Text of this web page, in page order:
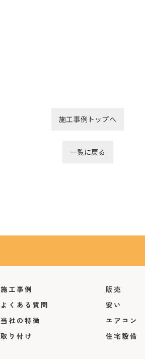
施工事例トップへ
一覧に戻る
施工事例
よくある質問
当社の特徴
取り付け
販売
安い
エアコン
住宅設備